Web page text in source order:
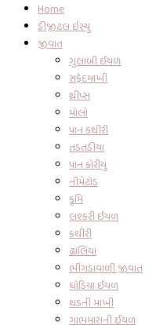
Home
ડીજીટલ ઇસ્યુ
જીવાત
ગુલાબી ઈયળ
સફેદમાખી
થ્રીપ્સ
મોલો
પાન કથીરી
તડતડીયા
પાન કોરીયું
નીમેટોડ
કૃમિ
લશ્કરી ઈયળ
કથીરી
ઢાંલિયા
ભીંગડાવાળી જીવાત
ઘોડિયા ઈયળ
થડની માખી
ગાભમારાની ઈયળ